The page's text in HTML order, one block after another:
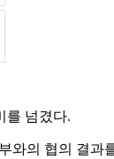
를 넘겼다.
와의 협의 결과